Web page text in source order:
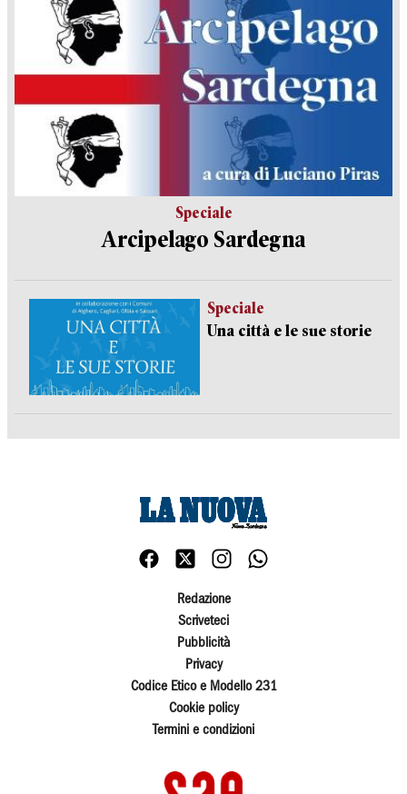
Speciale
Arcipelago Sardegna
Speciale
Una città e le sue storie
Redazione
Scriveteci
Pubblicità
Privacy
Codice Etico e Modello 231
Cookie policy
Termini e condizioni